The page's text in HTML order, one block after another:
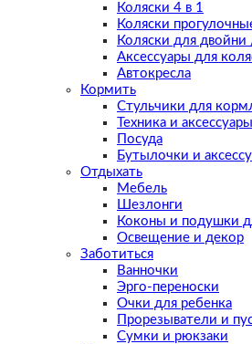
Коляски 4 в 1
Коляски
Коляски для двойни
Аксессуары для
Автокресла
Кормить
Стульчики для
Техника и аксессуары
Посуда
Бутылочки и
Отдыхать
Мебель
Шезлонги
Коконы и подушки
Освещение и декор
Заботиться
Ванночки
Эрго-переноски
Очки для ребенка
Прорезыватели и
Сумки и рюкзаки